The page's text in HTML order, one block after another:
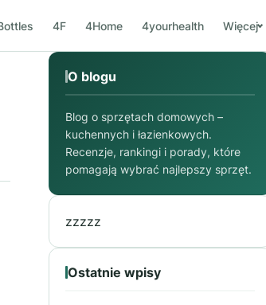
4F 4Home 4yourhealth Więcej
O blogu
Blog o sprzętach domowych –
kuchennych i łazienkowych.
Recenzje, rankingi i porady, które
pomagają wybrać najlepszy sprzęt.
zzzzz
Ostatnie wpisy